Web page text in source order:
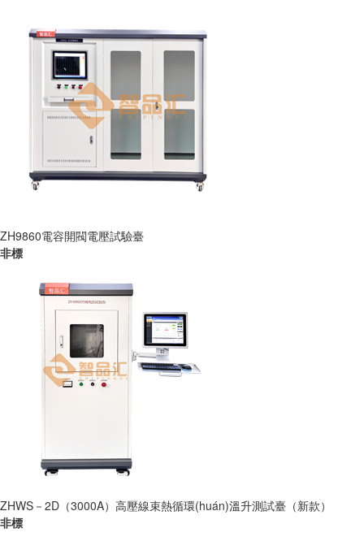
ZH9860電容開閥電壓試驗臺
非標
ZHWS－2D（3000A）高壓線束熱循環(huán)溫升測試臺（新款）
非標